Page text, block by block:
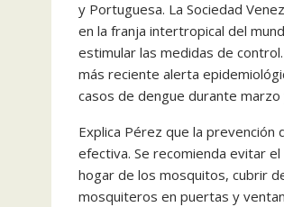
y Portuguesa. La Sociedad
en la franja intertropical del
estimular las medidas de
más reciente alerta
casos de dengue durante
Explica Pérez que la
efectiva. Se recomienda evitar
hogar de los mosquitos, cubrir
mosquiteros en puertas y